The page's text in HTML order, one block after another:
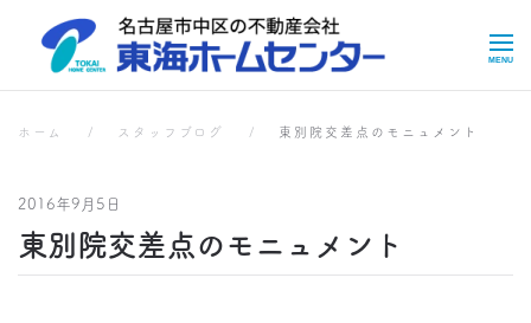
Skip to main content
スタッフブログ
スタッフブログ
ホーム スタッフブログ 東別院交差点のモニュメント
2016年9月5日
東別院交差点のモニュメント